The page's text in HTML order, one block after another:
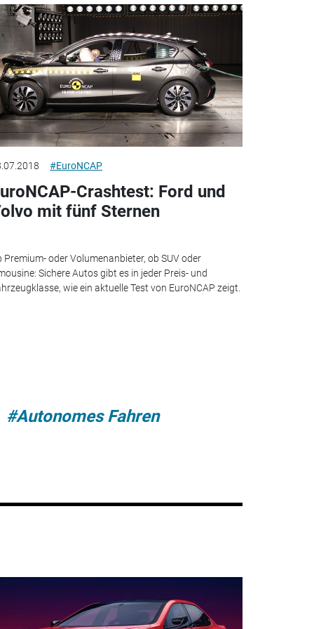
#EuroNCAP
Crashtest: Ford und
mit fünf Sternen
Premium- oder Volumenanbieter, ob SUV oder
Sichere Autos gibt es in jeder Preis- und
wie ein aktuelle Test von EuroNCAP zeigt.
#Autonomes Fahren